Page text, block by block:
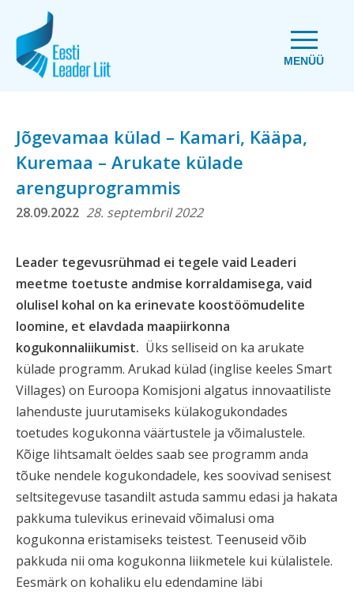
MENÜÜ
Jõgevamaa külad – Kamari, Kääpa,
Kuremaa – Arukate külade
arenguprogrammis
28.09.2022 28. septembril 2022
Leader tegevusrühmad ei tegele vaid Leaderi
meetme toetuste andmise korraldamisega, vaid
olulisel kohal on ka erinevate koostöömudelite
loomine, et elavdada maapiirkonna
kogukonnaliikumist. Üks selliseid on ka arukate
külade programm. Arukad külad (inglise keeles Smart
Villages) on Euroopa Komisjoni algatus innovaatiliste
lahenduste juurutamiseks külakogukondades
toetudes kogukonna väärtustele ja võimalustele.
Kõige lihtsamalt öeldes saab see programm anda
tõuke nendele kogukondadele, kes soovivad senisest
seltsitegevuse tasandilt astuda sammu edasi ja hakata
pakkuma tulevikus erinevaid võimalusi oma
kogukonna eristamiseks teistest. Teenuseid võib
pakkuda nii oma kogukonna liikmetele kui külalistele.
Eesmärk on kohaliku elu edendamine läbi